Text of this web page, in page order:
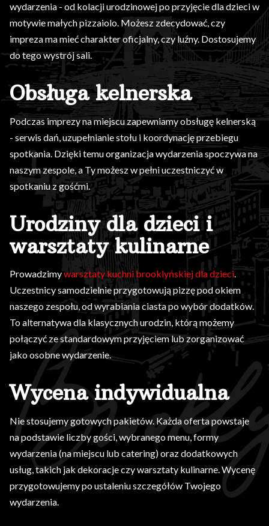
wydarzenia - od kolacji urodzinowej po przyjęcie dla dzieci w
motywie małych pizzaiolo. Możesz zdecydować, czy
impreza ma mieć charakter oficjalny, czy luźny. Dostosujemy
do tego wystrój sali.
Obsługa kelnerska
Podczas imprezy na miejscu zapewniamy obsługę kelnerską
- serwis dań, uzupełnianie stołu i koordynację przebiegu
spotkania. Dzięki temu organizacja wydarzenia spoczywa na
naszym zespole, a Ty możesz w pełni uczestniczyć w
spotkaniu z gośćmi.
Urodziny dla dzieci i
warsztaty kulinarne
Prowadzimywarsztaty kuchni brooklyńskiej dla dzieci.
Uczestnicy samodzielnie przygotowują pizzę pod okiem
naszego zespołu, od wyrabiania ciasta po wybór dodatków.
To alternatywa dla klasycznych urodzin, którą możemy
połączyć ze standardowym przyjęciem lub zorganizować
jako osobne wydarzenie.
Wycena indywidualna
Nie stosujemy gotowych pakietów. Każda oferta powstaje
na podstawie liczby gości, wybranego menu, formy
wydarzenia (na miejscu lub catering) oraz dodatkowych
usług, takich jak dekoracje czy warsztaty kulinarne. Wycenę
przygotowujemy po ustaleniu szczegółów Twojego
wydarzenia.